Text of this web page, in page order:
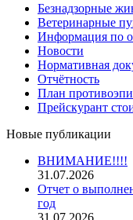
Безнадзорные
Ветеринарные
Информация по
Новости
Нормативная
Отчётность
План
Прейскурант
Новые публикации
ВНИМАНИЕ!!!!
31.07.2026
Отчет о
год
31.07.2026